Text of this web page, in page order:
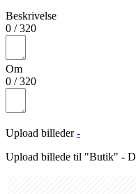
Beskrivelse
0 /320
Om
0 /320
Upload billeder -
Upload billede til "Butik" -